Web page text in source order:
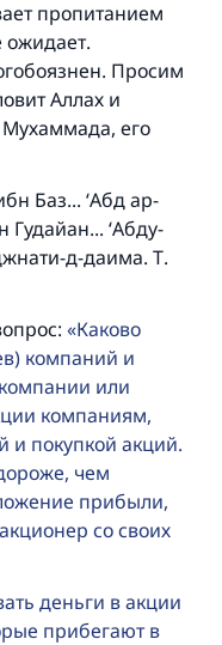
пропитанием
ожидает.
Просим
Аллах и
Мухаммада, его
Баз... ‘Абд ар-
Гудайан... ‘Абду-
д-даима. Т.
Каково
компаний и
или
компаниям,
и покупкой акций.
чем
прибыли,
со своих
деньги в акции
прибегают в
ответы Умме
ему и
его»